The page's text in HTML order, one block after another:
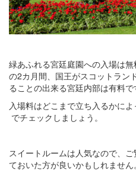
緑あふれる宮廷庭園への入場は
の2カ月間、国王がスコットラン
ることの出来る宮廷内部は有料で
入場料はどこまで立ち入るかに
でチェックしましょう。
スイートルームは人気なので、
ておいた方が良いかもしれません。